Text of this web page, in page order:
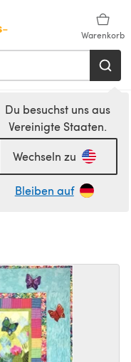
Warenkorb
Du besuchst uns aus
Vereinigte Staaten.
Wechseln zu
Bleiben auf
Quilt -